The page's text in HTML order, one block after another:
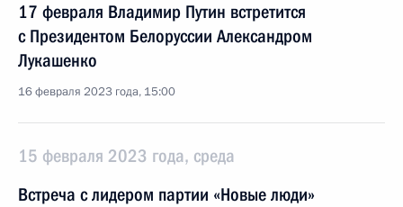
17 февраля Владимир Путин встретится
с Президентом Белоруссии Александром
Лукашенко
16 февраля 2023 года, 15:00
15 февраля 2023 года, среда
Встреча с лидером партии «Новые люди»